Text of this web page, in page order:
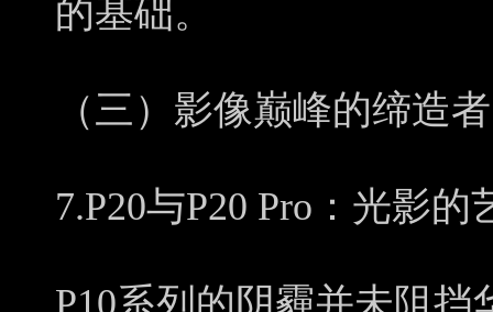
的基础。
（三）影像巅峰的缔造者
7.P20与P20 Pro：光影的
P10系列的阴霾并未阻